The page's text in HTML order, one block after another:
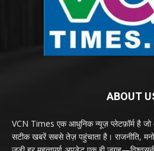
ABOUT
VCN Times एक आधुनिक न्यूज़ प्लेटफ़ॉर्म है जो
सटीक खबरें सबसे तेज़ पहुंचाता है। राजनीति,